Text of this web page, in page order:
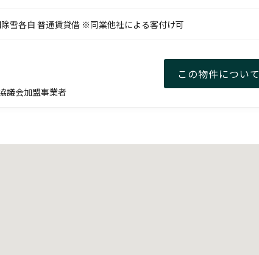
雪各自 普通賃貸借 ※同業他社による客付け可
議会加盟事業者
この物件について